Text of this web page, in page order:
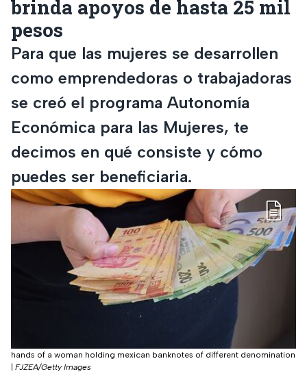
brinda apoyos de hasta 25 mil
pesos
Para que las mujeres se desarrollen
como emprendedoras o trabajadoras
se creó el programa Autonomía
Económica para las Mujeres, te
decimos en qué consiste y cómo
puedes ser beneficiaria.
hands of a woman holding mexican banknotes of different denomination
FJZEA/Getty Images